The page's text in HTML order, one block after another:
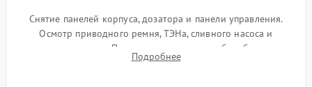
Снятие панелей корпуса, дозатора и панели управления.
Осмотр приводного ремня, ТЭНа, сливного насоса и
амортизаторов. Проверка подшипников барабана и
крестовины на износ, а манжеты люка на разрывы.
Подробнее